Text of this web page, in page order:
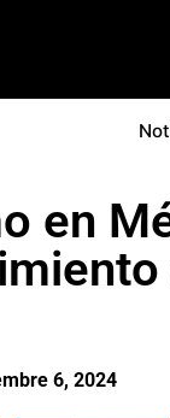
en
6, 2024